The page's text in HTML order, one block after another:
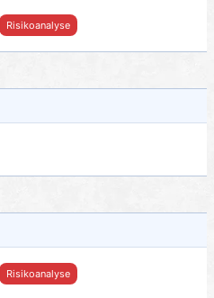
Risikoanalyse
Risikoanalyse